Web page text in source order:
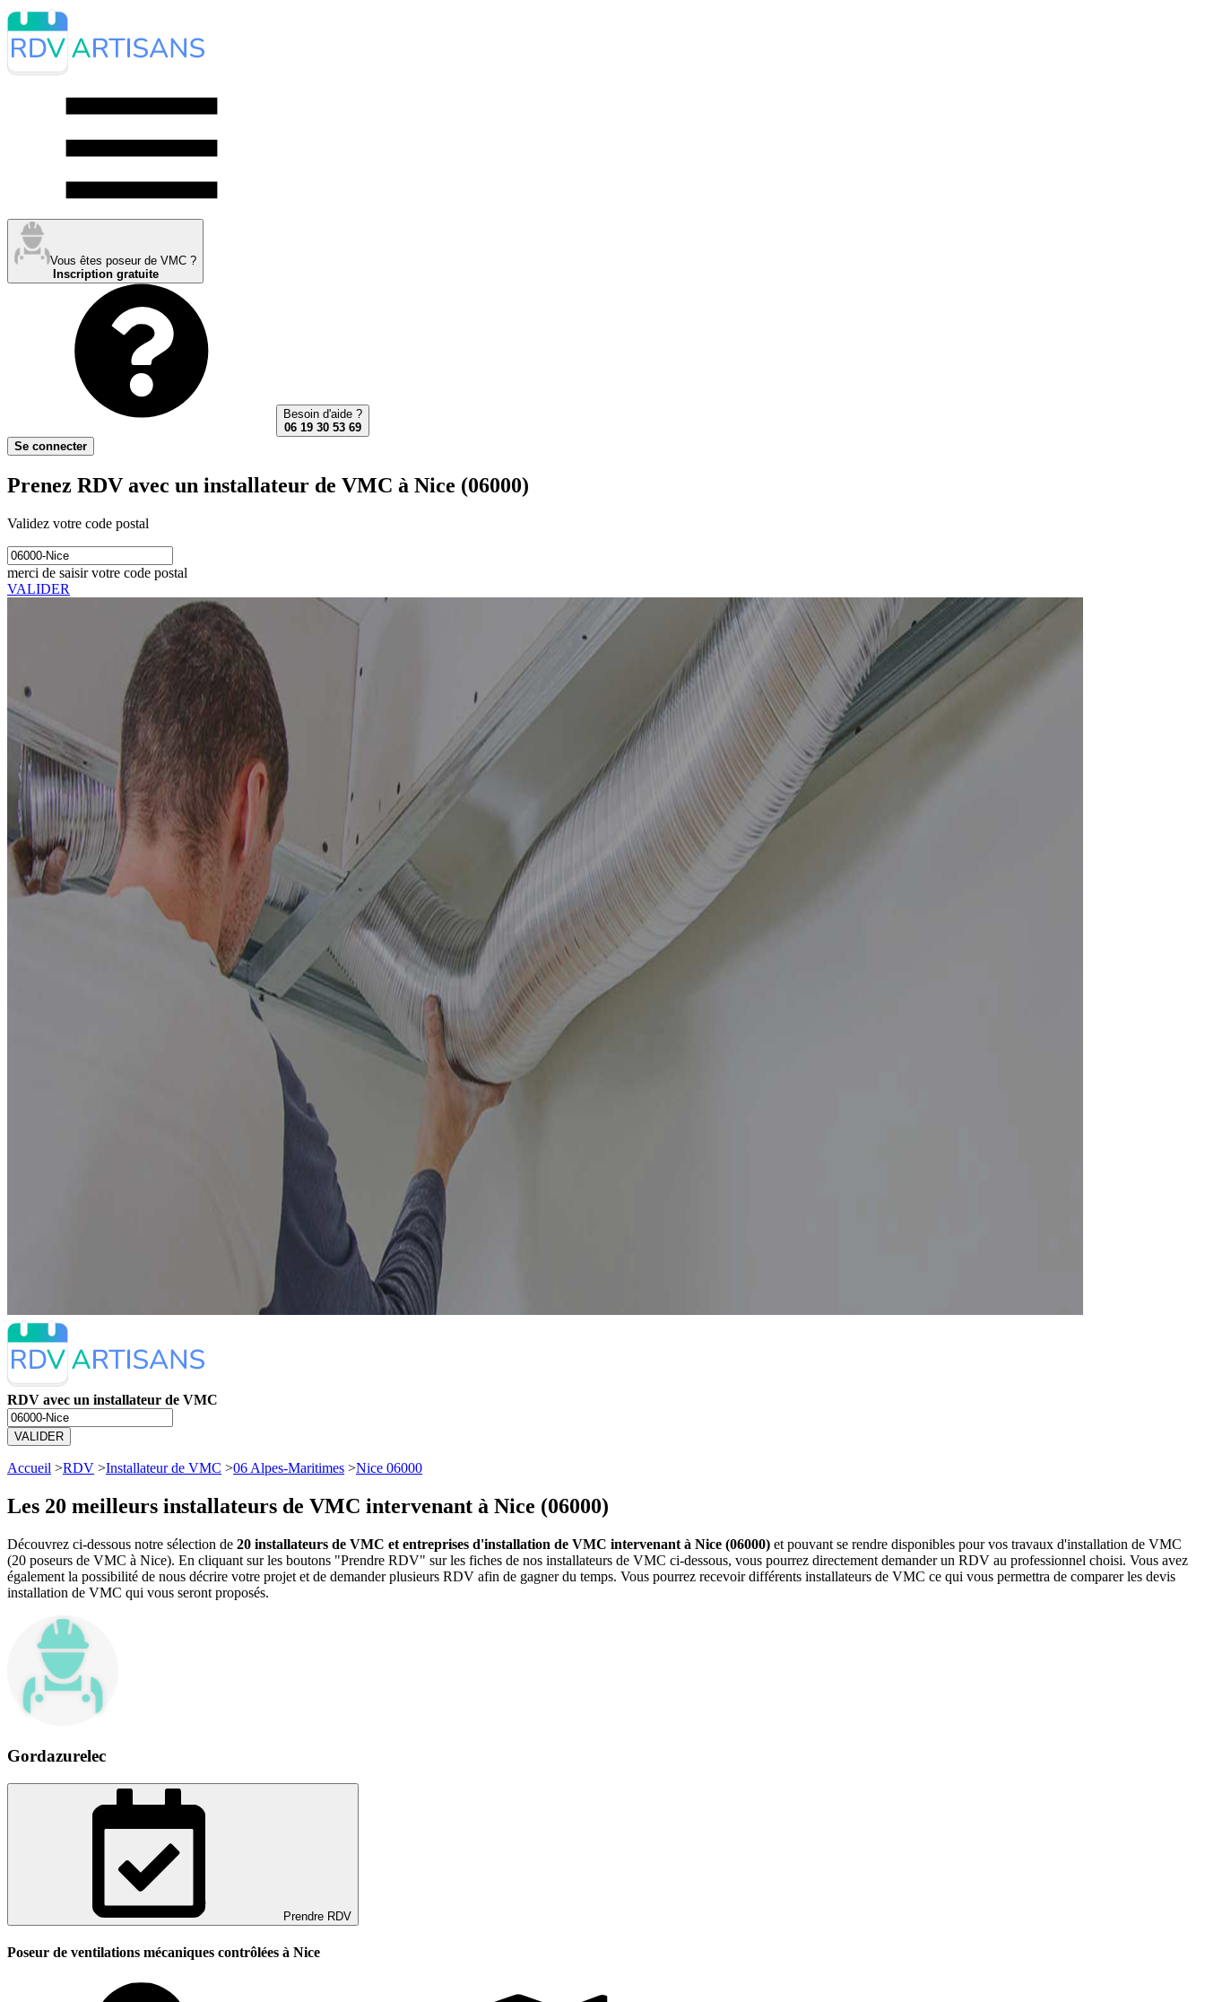
Vous êtes poseur de VMC ?
Inscription gratuite
Besoin d'aide ?
06 19 30 53 69
Se connecter
Prenez RDV avec un installateur de VMC à Nice (06000)
Validez votre code postal
merci de saisir votre code postal
VALIDER
RDV avec un installateur de VMC
VALIDER
Accueil >RDV >Installateur de VMC >06 Alpes-Maritimes >Nice 06000
Les 20 meilleurs installateurs de VMC intervenant à Nice (06000)
Découvrez ci-dessous notre sélection de 20 installateurs de VMC et entreprises d'installation de VMC intervenant à Nice (06000) et pouvant se rendre disponibles pour vos travaux d'installation de VMC
(20 poseurs de VMC à Nice). En cliquant sur les boutons "Prendre RDV" sur les fiches de nos installateurs de VMC ci-dessous, vous pourrez directement demander un RDV au professionnel choisi. Vous avez
également la possibilité de nous décrire votre projet et de demander plusieurs RDV afin de gagner du temps. Vous pourrez recevoir différents installateurs de VMC ce qui vous permettra de comparer les devis
installation de VMC qui vous seront proposés.
Gordazurelec
Prendre RDV
Poseur de ventilations mécaniques contrôlées à Nice